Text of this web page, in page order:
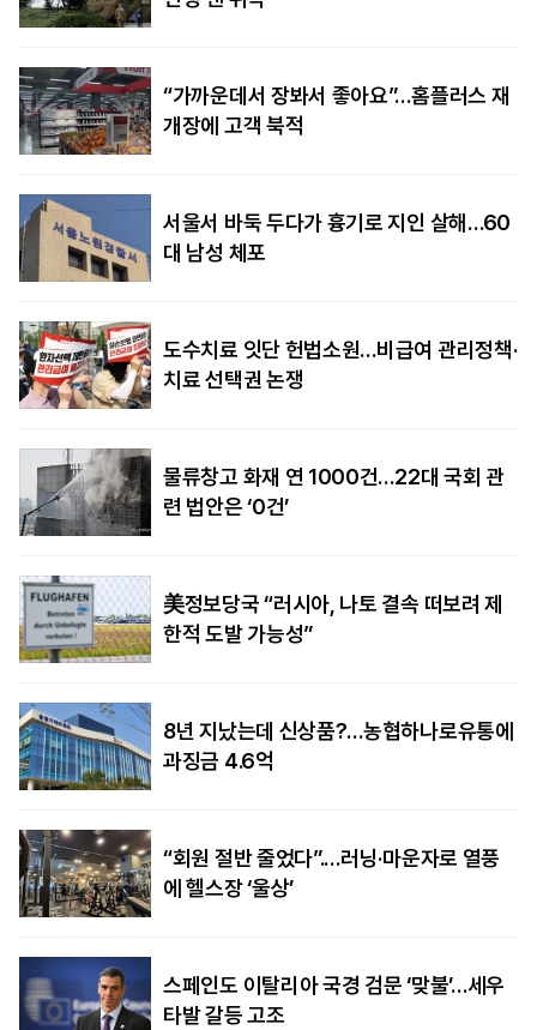
“가까운데서 장봐서 좋아요”…홈플러스 재
개장에 고객 북적
서울서 바둑 두다가 흉기로 지인 살해…60
대 남성 체포
도수치료 잇단 헌법소원…비급여 관리정책·
치료 선택권 논쟁
물류창고 화재 연 1000건…22대 국회 관
련 법안은 ‘0건’
美정보당국 “러시아, 나토 결속 떠보려 제
한적 도발 가능성”
8년 지났는데 신상품?…농협하나로유통에
과징금 4.6억
“회원 절반 줄었다”.…러닝·마운자로 열풍
에 헬스장 ‘울상’
스페인도 이탈리아 국경 검문 ‘맞불’…세우
타발 갈등 고조